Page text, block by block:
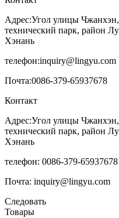
Адрес:Угол улицы
технический парк, район
Хэнань
телефон:inquiry@lingyu.com
Почта:0086-379-65937678
Контакт
Адрес:Угол улицы
технический парк, район
Хэнань
телефон: 0086-379-65937678
Почта: inquiry@lingyu.com
Следовать
Товары